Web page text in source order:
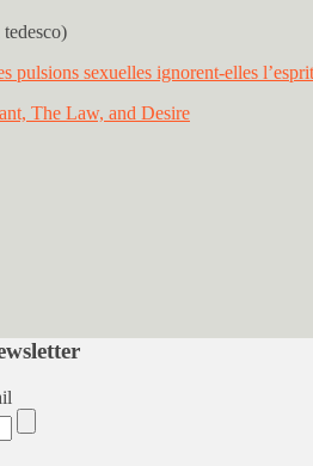
pulsions sexuelles ignorent-elles
The Law, and Desire